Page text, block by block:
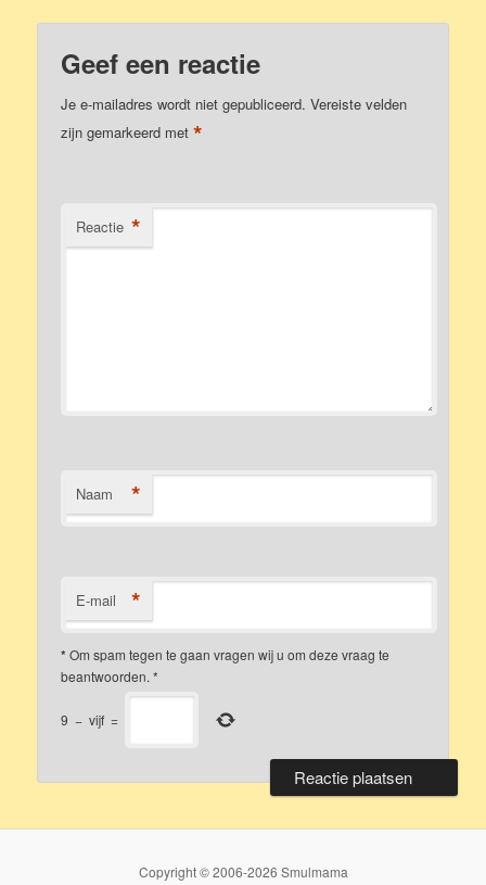
Geef een reactie
Je e-mailadres wordt niet gepubliceerd. Vereiste velden
zijn gemarkeerd met*
Reactie *
Naam *
E-mail *
*Om spam tegen te gaan vragen wij u om deze vraag te
beantwoorden. *
9 − vijf =
Copyright © 2006-2026 Smulmama